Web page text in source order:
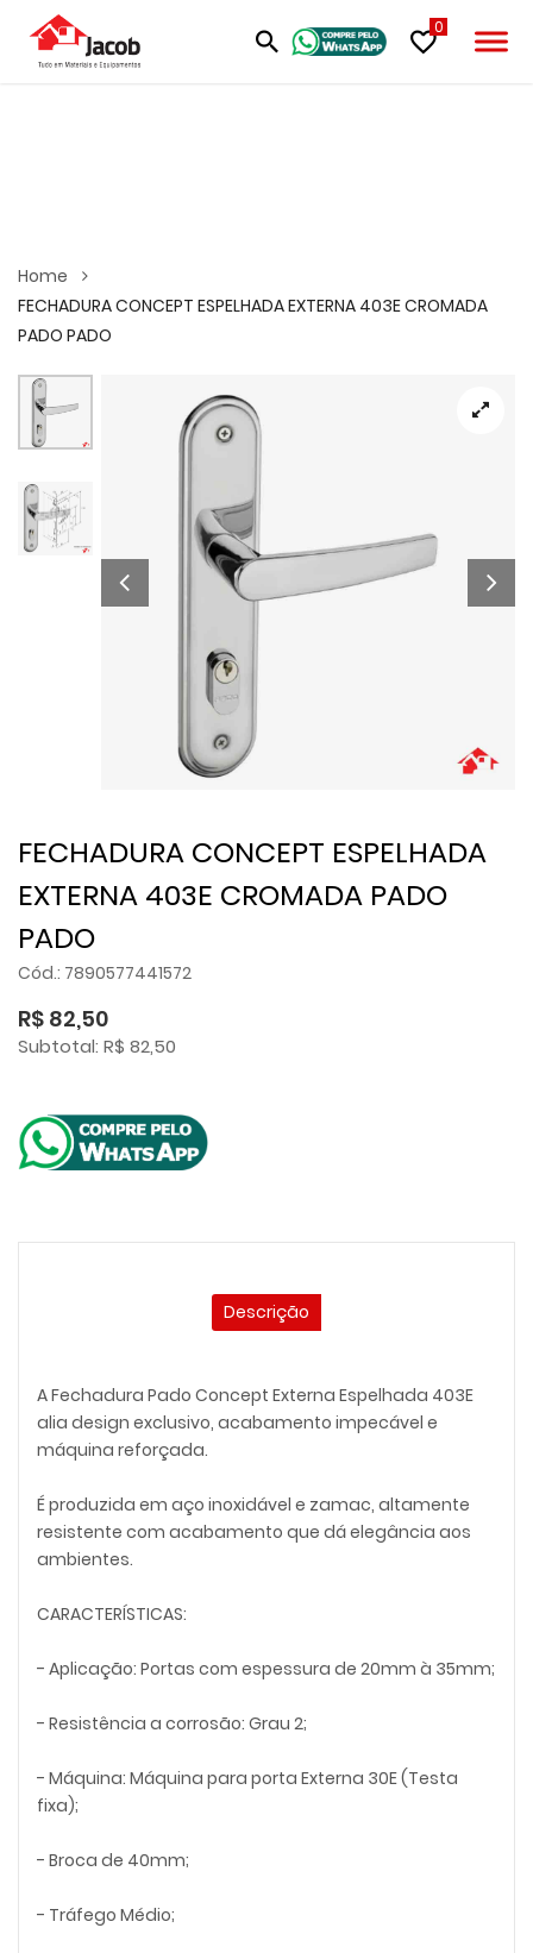
0
Home
FECHADURA CONCEPT ESPELHADA EXTERNA 403E CROMADA
PADO PADO
FECHADURA CONCEPT ESPELHADA
EXTERNA 403E CROMADA PADO
PADO
Cód.: 7890577441572
R$ 82,50
Subtotal: R$ 82,50
Descrição
A Fechadura Pado Concept Externa Espelhada 403E
alia design exclusivo, acabamento impecável e
máquina reforçada.
É produzida em aço inoxidável e zamac, altamente
resistente com acabamento que dá elegância aos
ambientes.
CARACTERÍSTICAS:
- Aplicação: Portas com espessura de 20mm à 35mm;
- Resistência a corrosão: Grau 2;
- Máquina: Máquina para porta Externa 30E (Testa
fixa);
- Broca de 40mm;
- Tráfego Médio;